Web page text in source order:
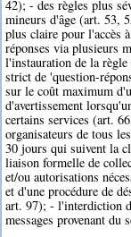
42); - des règles plus
mineurs d'âge (art. 53,
plus claire pour l'accès
réponses via plusieurs
l'instauration de la règle
strict de 'question-
sur le coût maximum
d'avertissement
certains services (art.
organisateurs de tous
30 jours qui suivent la
liaison formelle de
et/ou autorisations
et d'une procédure de
art. 97); - l'interdiction
messages provenant du